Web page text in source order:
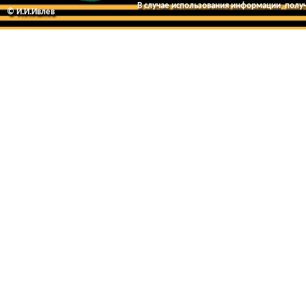
© И.И.Ивлев
В случае использования информации,